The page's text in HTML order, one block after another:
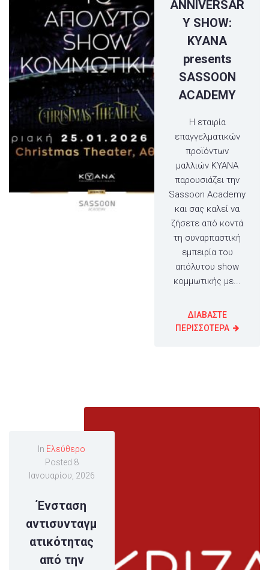
ANNIVERSAR
Y SHOW:
ΚΥΑΝΑ
presents
SASSOON
ACADEMY
Η εταιρία
επαγγελματικών
προϊόντων
μαλλιών ΚΥΑΝΑ
παρουσιάζει την
Sassoon Academy
και σας καλεί να
ζήσετε από κοντά
τη συναρπαστική
εμπειρία του
απόλυτου show
κομμωτικής με...
ΔΙΑΒΑΣΤΕ
ΠΕΡΙΣΣΟΤΕΡΑ
In Ελεύθερο
Posted 8
Ιανουαρίου, 2026
Ένσταση
αντισυνταγμ
ατικότητας
από την